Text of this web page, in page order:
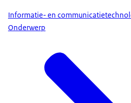
Informatie- en
Onderwerp